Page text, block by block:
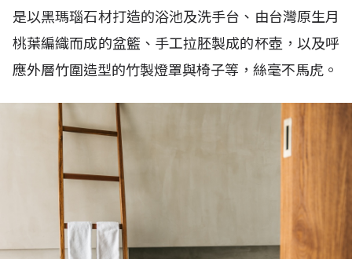
是以黑瑪瑙石材打造的浴池及洗手台、由台灣原生月
桃葉編織而成的盆籃、手工拉胚製成的杯壺，以及呼
應外層竹圍造型的竹製燈罩與椅子等，絲毫不馬虎。